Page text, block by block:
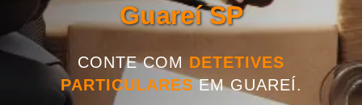
Guareí SP
CONTE COM DETETIVES
PARTICULARESEM GUAREÍ.